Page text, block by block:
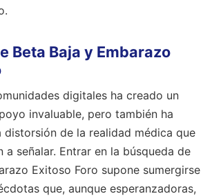
Beta Baja y Embarazo
digitales ha creado un
invaluable, pero también ha
distorsión de la realidad médica que
a señalar. Entrar en la búsqueda de
Exitoso Foro supone sumergirse
que, aunque esperanzadoras,